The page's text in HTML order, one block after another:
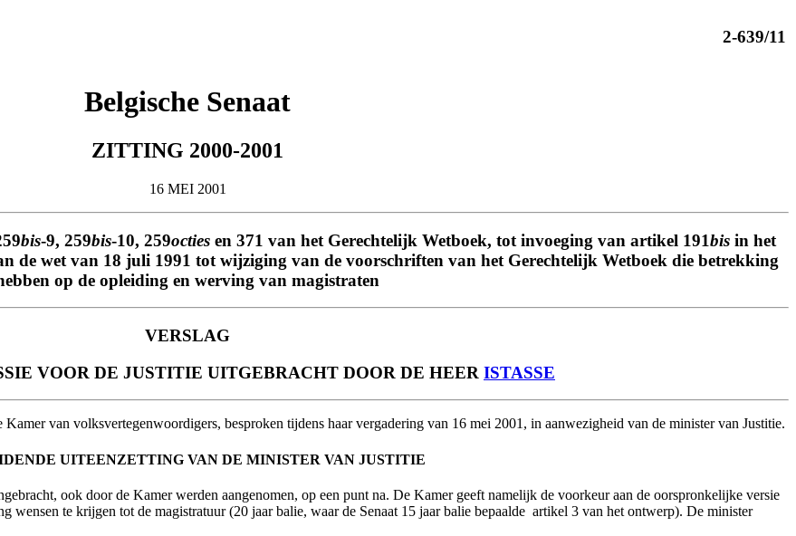
2-639/11
Belgische Senaat
ZITTING 2000-2001
16 MEI 2001
bis-9, 259bis-10, 259octiesen 371 van het Gerechtelijk Wetboek, tot invoeging van artikel 191bisin het
de wet van 18 juli 1991 tot wijziging van de voorschriften van het Gerechtelijk Wetboek die betrekking
op de opleiding en werving van magistraten
VERSLAG
VOOR DE JUSTITIE UITGEBRACHT DOOR DE HEER ISTASSE
Kamer van volksvertegenwoordigers, besproken tijdens haar vergadering van 16 mei 2001, in aanwezigheid van de minister van Justitie.
UITEENZETTING VAN DE MINISTER VAN JUSTITIE
ook door de Kamer werden aangenomen, op een punt na. De Kamer geeft namelijk de voorkeur aan de oorspronkelijke versie
wensen te krijgen tot de magistratuur (20 jaar balie, waar de Senaat 15 jaar balie bepaalde ­ artikel 3 van het ontwerp). De minister